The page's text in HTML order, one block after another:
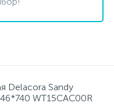
Delacora Sandy
WT15CAC00R